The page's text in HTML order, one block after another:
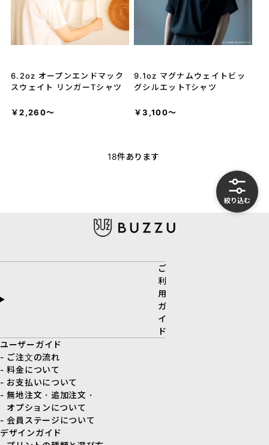
6.2oz オープンエンドマック
スウェイト リンガーTシャツ
￥2,260～
9.1oz マグナムウェイトビッ
グシルエットTシャツ
￥3,100～
18件あります
絞り込む
ご
利
用
ガ
イ
ド
ユーザーガイド
- ご注文の流れ
- 料金について
- お支払いについて
- 無地注文・追加注文・
オプションについて
- 会員ステージについて
デザインガイド